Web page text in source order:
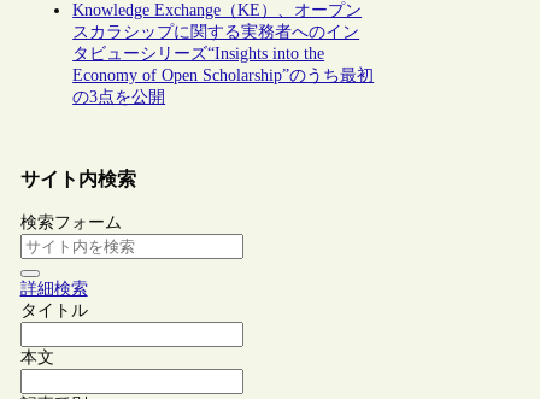
Knowledge Exchange（KE）、オープン
スカラシップに関する実務者へのイン
タビューシリーズ“Insights into the
Economy of Open Scholarship”のうち最初
の3点を公開
サイト内検索
検索フォーム
詳細検索
タイトル
本文